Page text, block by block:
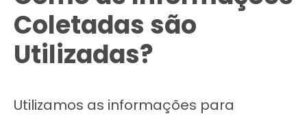
Coletadas são
Utilizadas?
Utilizamos as informações para